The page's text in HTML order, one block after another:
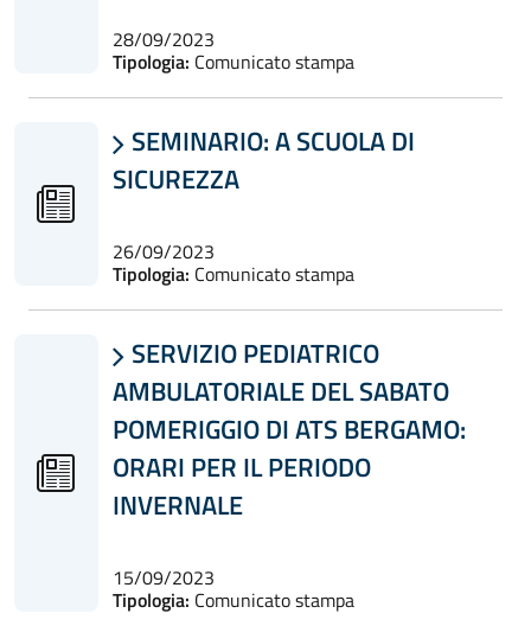
28/09/2023
Tipologia: Comunicato stampa
 SEMINARIO: A SCUOLA DI
SICUREZZA
26/09/2023
Tipologia: Comunicato stampa
 SERVIZIO PEDIATRICO
AMBULATORIALE DEL SABATO
POMERIGGIO DI ATS BERGAMO:
ORARI PER IL PERIODO
INVERNALE
15/09/2023
Tipologia: Comunicato stampa